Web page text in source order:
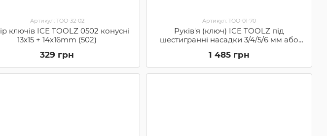
Артикул: TOO-32-02
ключів ICE TOOLZ 0502 конусні
13x15 + 14x16mm (502)
329 грн
Артикул: TOO-01-70
Руків'я (ключ) ICE TOOLZ під
шестигранні насадки 3/4/5/6 мм або
1 485 грн